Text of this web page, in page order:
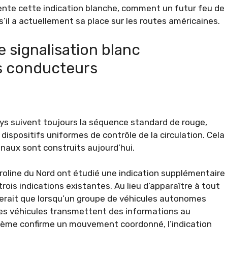
cette indication blanche, comment un futur feu de
a actuellement sa place sur les routes américaines.
signalisation blanc
conducteurs
suivent toujours la séquence standard de rouge,
uniformes de contrôle de la circulation. Cela
sont construits aujourd’hui.
du Nord ont étudié une indication supplémentaire
indications existantes. Au lieu d’apparaître à tout
que lorsqu’un groupe de véhicules autonomes
véhicules transmettent des informations au
confirme un mouvement coordonné, l’indication